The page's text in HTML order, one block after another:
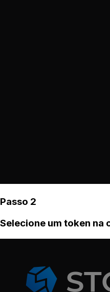
Passo 2
Selecione um token na